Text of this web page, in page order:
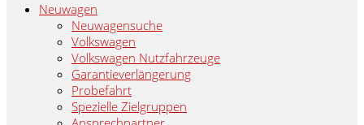
Neuwagen
Neuwagensuche
Volkswagen
Volkswagen Nutzfahrzeuge
Garantieverlängerung
Probefahrt
Spezielle Zielgruppen